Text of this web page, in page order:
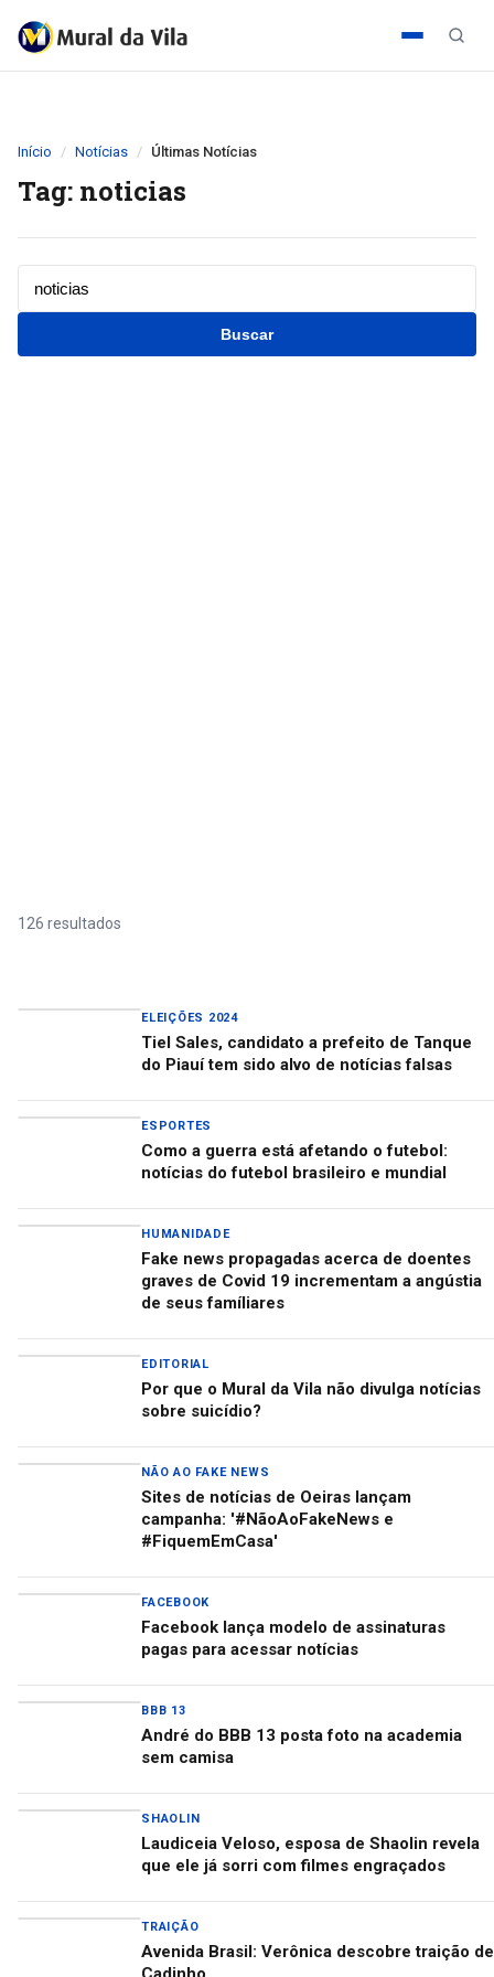
Início Notícias Últimas Notícias
Tag: noticias
Buscar
126 resultados
ELEIÇÕES 2024
Tiel Sales, candidato a prefeito de Tanque
do Piauí tem sido alvo de notícias falsas
ESPORTES
Como a guerra está afetando o futebol:
notícias do futebol brasileiro e mundial
HUMANIDADE
Fake news propagadas acerca de doentes
graves de Covid 19 incrementam a angústia
de seus famíliares
EDITORIAL
Por que o Mural da Vila não divulga notícias
sobre suicídio?
NÃO AO FAKE NEWS
Sites de notícias de Oeiras lançam
campanha: '#NãoAoFakeNews e
#FiquemEmCasa'
FACEBOOK
Facebook lança modelo de assinaturas
pagas para acessar notícias
BBB 13
André do BBB 13 posta foto na academia
sem camisa
SHAOLIN
Laudiceia Veloso, esposa de Shaolin revela
que ele já sorri com filmes engraçados
TRAIÇÃO
Avenida Brasil: Verônica descobre traição de